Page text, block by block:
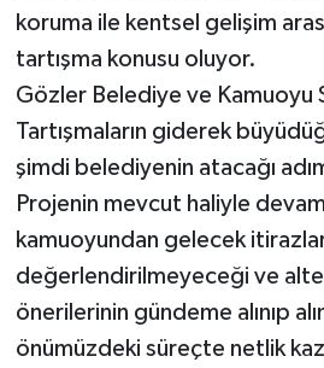
koruma ile kentsel gelişim
tartışma konusu oluyor.
Gözler Belediye ve Kamuoyu
Tartışmaların giderek
şimdi belediyenin atacağı
Projenin mevcut haliyle
kamuoyundan gelecek
değerlendirilmeyeceği ve
önerilerinin gündeme alınıp
önümüzdeki süreçte netlik